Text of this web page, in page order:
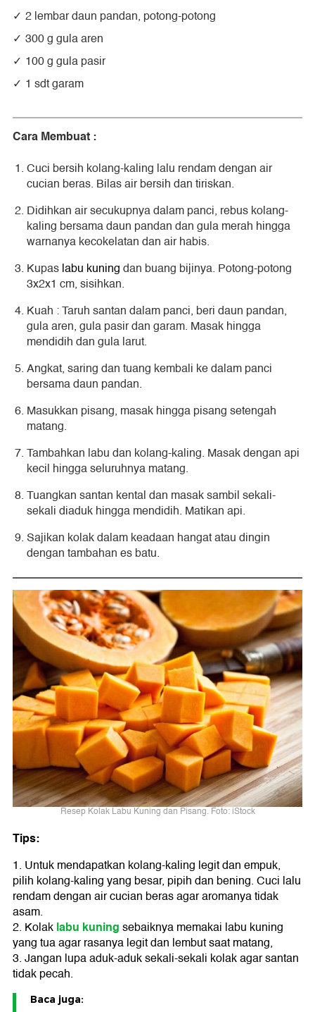
2 lembar daun pandan, potong-potong
300 g gula aren
100 g gula pasir
1 sdt garam
Cara Membuat :
Cuci bersih kolang-kaling lalu rendam dengan air
cucian beras. Bilas air bersih dan tiriskan.
Didihkan air secukupnya dalam panci, rebus kolang-
kaling bersama daun pandan dan gula merah hingga
warnanya kecokelatan dan air habis.
Kupaslabu kuningdan buang bijinya. Potong-potong
3x2x1 cm, sisihkan.
Kuah : Taruh santan dalam panci, beri daun pandan,
gula aren, gula pasir dan garam. Masak hingga
mendidih dan gula larut.
Angkat, saring dan tuang kembali ke dalam panci
bersama daun pandan.
Masukkan pisang, masak hingga pisang setengah
matang.
Tambahkan labu dan kolang-kaling. Masak dengan api
kecil hingga seluruhnya matang.
Tuangkan santan kental dan masak sambil sekali-
sekali diaduk hingga mendidih. Matikan api.
Sajikan kolak dalam keadaan hangat atau dingin
dengan tambahan es batu.
Resep Kolak Labu Kuning dan Pisang. Foto: iStock
Tips:
1. Untuk mendapatkan kolang-kaling legit dan empuk,
pilih kolang-kaling yang besar, pipih dan bening. Cuci lalu
rendam dengan air cucian beras agar aromanya tidak
asam.
2. Kolaklabu kuningsebaiknya memakai labu kuning
yang tua agar rasanya legit dan lembut saat matang,
3. Jangan lupa aduk-aduk sekali-sekali kolak agar santan
tidak pecah.
Baca juga: